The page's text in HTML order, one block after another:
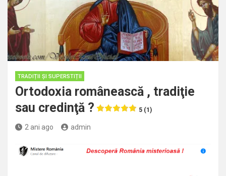
TRADIȚII ȘI SUPERSTIȚII
Ortodoxia românească , tradiţie
sau credinţă ?
5 (1)
2 ani ago admin